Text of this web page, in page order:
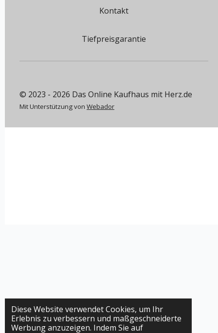
Diese Website verwendet Cookies, um Ihr
Erlebnis zu verbessern und maßgeschneiderte
Werbung anzuzeigen. Indem Sie auf
Kontakt
Tiefpreisgarantie
© 2023 - 2026 Das Online Kaufhaus mit Herz.de
Mit Unterstützung von Webador